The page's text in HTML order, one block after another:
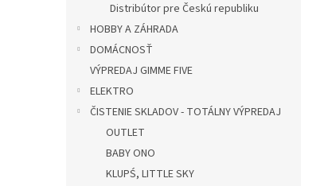
Distribútor pre Českú republiku
HOBBY A ZÁHRADA
DOMÁCNOSŤ
VÝPREDAJ GIMME FIVE
ELEKTRO
ČISTENIE SKLADOV - TOTÁLNY VÝPREDAJ
OUTLET
BABY ONO
KLUPŚ, LITTLE SKY